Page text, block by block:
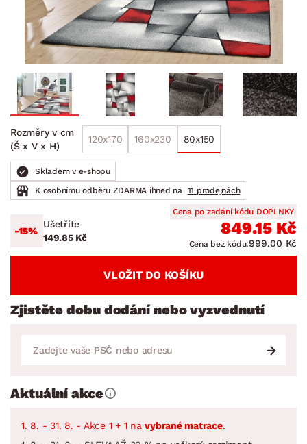
Rozměry v cm
(Š x V x H)
120x170 160x230 80x150
Skladem v e-shopu
K osobnímu odběru ZDARMA ihned na
11 prodejnách
-15%
Ušetříte
149.85 Kč
Cena po zadání kódu DOPLNKY
849.15 Kč
Cena bez kódu:999.00 Kč
VLOŽIT DO KOŠÍKU
Zjistěte dobu dodání nebo vyzvednutí
Aktuální akce
1. 8. - 31. 8. - Akce 1 + 1 navybrané matrace.